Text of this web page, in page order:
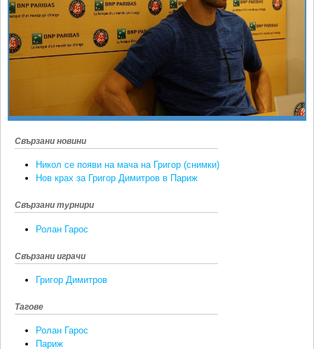
SOFIA OPEN
БЛОГ
Ретро
Други
Свързани новини
Никол се появи на мача на Григор (снимки)
Нов крах за Григор Димитров в Париж
Свързани турнири
Ролан Гарос
Свързани играчи
Григор Димитров
Тагове
Ролан Гарос
Париж